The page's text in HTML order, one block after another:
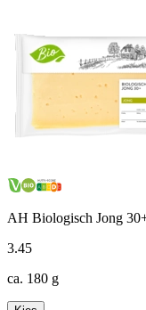
AH Biologisch Jong
3.45
ca. 180 g